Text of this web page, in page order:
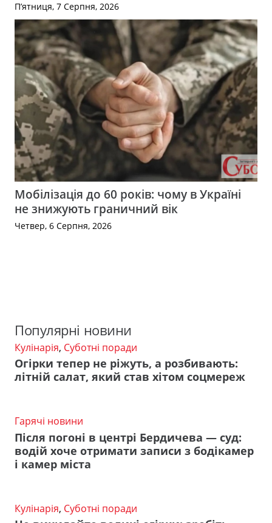
П’ятниця, 7 Серпня, 2026
Мобілізація до 60 років: чому в Україні
не знижують граничний вік
Четвер, 6 Серпня, 2026
Популярні новини
Кулінарія, Суботні поради
Огірки тепер не ріжуть, а розбивають:
літній салат, який став хітом соцмереж
Гарячі новини
Після погоні в центрі Бердичева — суд:
водій хоче отримати записи з бодікамер
і камер міста
Кулінарія, Суботні поради